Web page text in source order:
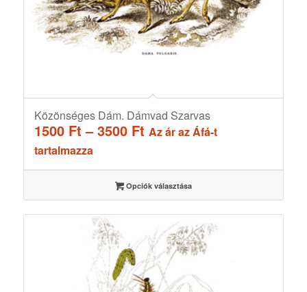
Közönséges Dám. Dámvad Szarvas
1500 Ft – 3500 FtÁrtartomány:
3500 Ft
Az ár az Áfá-t
tartalmazza
Opciók választása